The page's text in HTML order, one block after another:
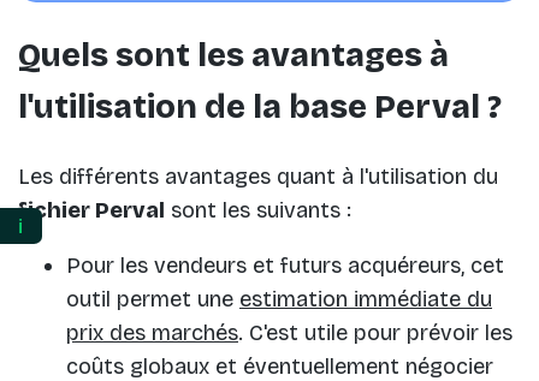
Quels sont les avantages à
l'utilisation de la base Perval ?
Les différents avantages quant à l'utilisation du
fichier Perval sont les suivants :
Pour les vendeurs et futurs acquéreurs, cet
outil permet une estimation immédiate du
prix des marchés. C'est utile pour prévoir les
coûts globaux et éventuellement négocier
ℹ️